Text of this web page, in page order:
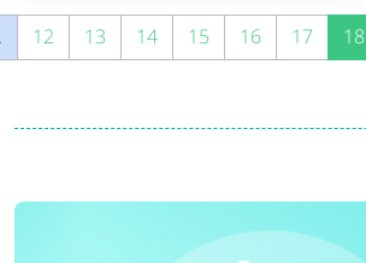
12 13 14 15 16 17 18